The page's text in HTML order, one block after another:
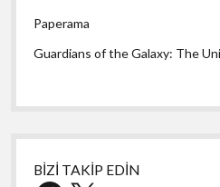
Paperama
Guardians of the Galaxy: The
BİZİ TAKİP EDİN